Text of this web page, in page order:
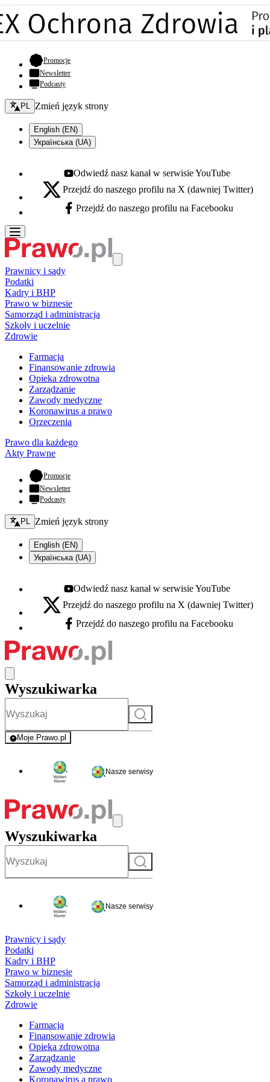
Promocje- otwiera się w nowej karcie
Newsletter
Podcasty
Zmień język - bieżący:
PL Zmień język strony
English (EN)
Українська (UA)
Youtube - otwiera się w nowej karcie
Odwiedź nasz kanał w serwisie YouTube
X - otwiera się w nowej karcie
Przejdź do naszego profilu na X (dawniej Twitter)
Facebook - otwiera się w nowej karcie
Przejdź do naszego profilu na Facebooku
Prawnicy i sądy
Podatki
Kadry i BHP
Prawo w biznesie
Samorząd i administracja
Szkoły i uczelnie
Zdrowie
Farmacja
Finansowanie zdrowia
Opieka zdrowotna
Zarządzanie
Zawody medyczne
Koronawirus a prawo
Orzeczenia
Prawo dla każdego
Akty Prawne
Promocje- otwiera się w nowej karcie
Newsletter
Podcasty
Zmień język - bieżący:
PL Zmień język strony
English (EN)
Українська (UA)
Youtube - otwiera się w nowej karcie
Odwiedź nasz kanał w serwisie YouTube
X - otwiera się w nowej karcie
Przejdź do naszego profilu na X (dawniej Twitter)
Facebook - otwiera się w nowej karcie
Przejdź do naszego profilu na Facebooku
Wyszukiwarka
Szukaj
Moje Prawo.pl
- rejestracja i logowanie do serwisu
Nasze serwisy
Wyszukiwarka
Szukaj
Nasze serwisy
Prawnicy i sądy
Podatki
Kadry i BHP
Prawo w biznesie
Samorząd i administracja
Szkoły i uczelnie
Zdrowie
Farmacja
Finansowanie zdrowia
Opieka zdrowotna
Zarządzanie
Zawody medyczne
Koronawirus a prawo